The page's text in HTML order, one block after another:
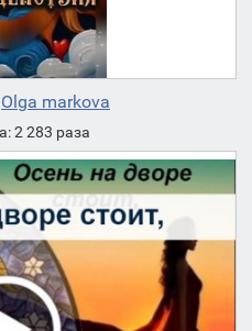
Olga markova
2 283 раза